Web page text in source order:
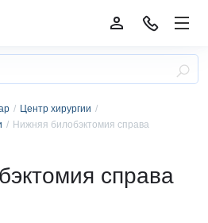
Центр хирургии
Нижняя билобэктомия справа
справа